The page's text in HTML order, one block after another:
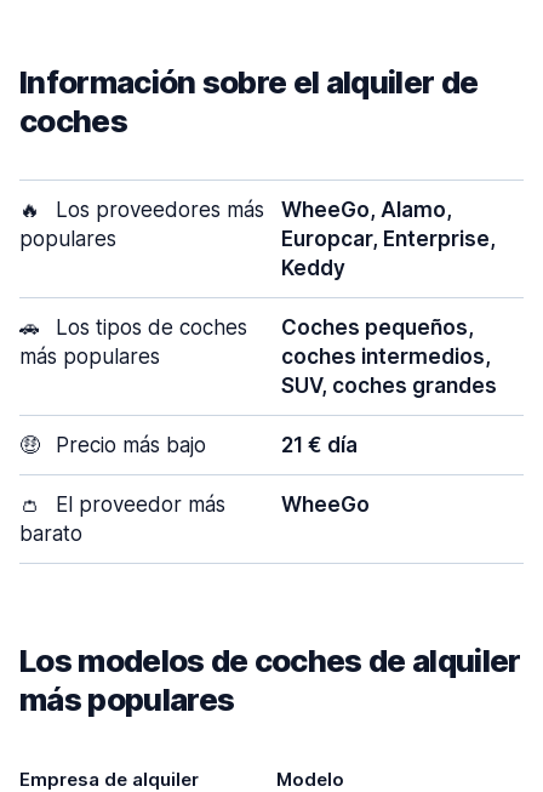
Información sobre el alquiler de
coches
🔥
Los proveedores más
populares
WheeGo, Alamo,
Europcar, Enterprise,
Keddy
🚗
Los tipos de coches
más populares
Coches pequeños,
coches intermedios,
SUV, coches grandes
🤑 Precio más bajo 21 € día
👛
El proveedor más
barato
WheeGo
Los modelos de coches de alquiler
más populares
Empresa de alquiler Modelo